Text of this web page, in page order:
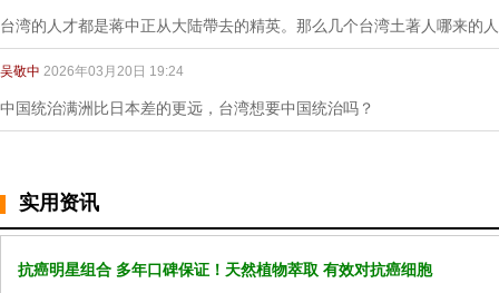
台湾的人才都是蒋中正从大陆帶去的精英。那么几个台湾土著人哪来的
吴敬中 2026年03月20日 19:24
中国统治满洲比日本差的更远，台湾想要中国统治吗？
实用资讯
抗癌明星组合 多年口碑保证！天然植物萃取 有效对抗癌细胞